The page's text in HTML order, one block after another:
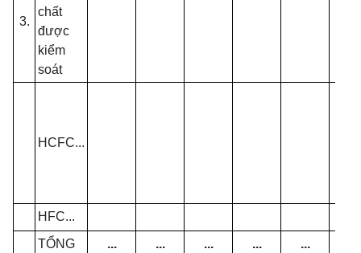
3.
chất
được
kiểm
soát
HCFC...
HFC...
TỔNG
... ... ... ... ...